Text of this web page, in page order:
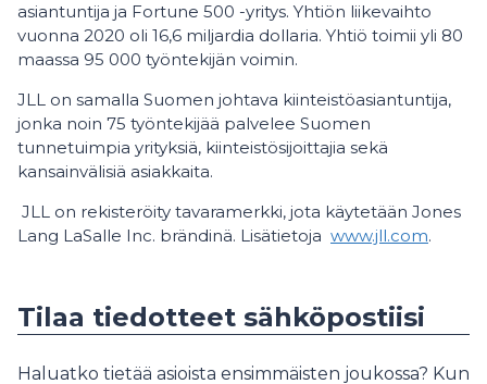
asiantuntija ja Fortune 500 -yritys. Yhtiön liikevaihto
vuonna 2020 oli 16,6 miljardia dollaria. Yhtiö toimii yli 80
maassa 95 000 työntekijän voimin.
JLL on samalla Suomen johtava kiinteistöasiantuntija,
jonka noin 75 työntekijää palvelee Suomen
tunnetuimpia yrityksiä, kiinteistösijoittajia sekä
kansainvälisiä asiakkaita.
JLL on rekisteröity tavaramerkki, jota käytetään Jones
Lang LaSalle Inc. brändinä. Lisätietoja www.jll.com.
Tilaa tiedotteet sähköpostiisi
Haluatko tietää asioista ensimmäisten joukossa? Kun